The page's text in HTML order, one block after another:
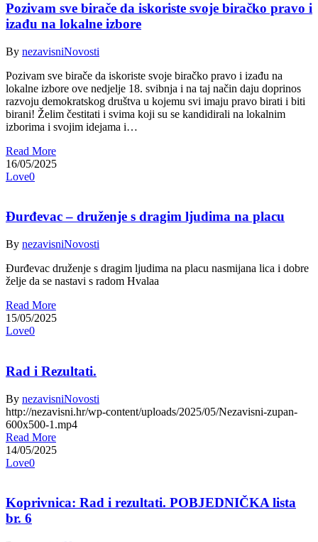
Pozivam sve birače da iskoriste svoje biračko pravo i
izađu na lokalne izbore
By nezavisniNovosti
Pozivam sve birače da iskoriste svoje biračko pravo i izađu na
lokalne izbore ove nedjelje 18. svibnja i na taj način daju doprinos
razvoju demokratskog društva u kojemu svi imaju pravo birati i biti
birani! Želim čestitati i svima koji su se kandidirali na lokalnim
izborima i svojim idejama i…
Read More
16/05/2025
Love0
Đurđevac – druženje s dragim ljudima na placu
By nezavisniNovosti
Đurđevac druženje s dragim ljudima na placu nasmijana lica i dobre
želje da se nastavi s radom Hvalaa
Read More
15/05/2025
Love0
Rad i Rezultati.
By nezavisniNovosti
http://nezavisni.hr/wp-content/uploads/2025/05/Nezavisni-zupan-
600x500-1.mp4
Read More
14/05/2025
Love0
Koprivnica: Rad i rezultati. POBJEDNIČKA lista
br. 6